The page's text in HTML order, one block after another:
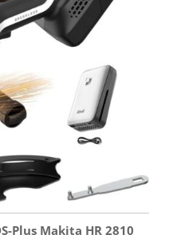
Plus Makita HR 2810